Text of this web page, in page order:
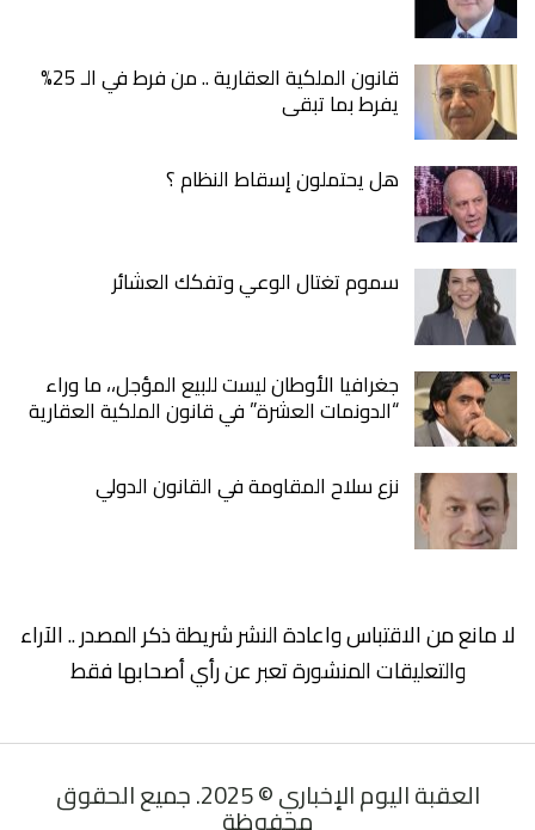
قانون الملكية العقارية .. من فرط في الـ 25%
يفرط بما تبقى
هل يحتملون إسقاط النظام ؟
سموم تغتال الوعي وتفكك العشائر
جغرافيا الأوطان ليست للبيع المؤجل،، ما وراء
“الدونمات العشرة” في قانون الملكية العقارية
نزع سلاح المقاومة في القانون الدولي
لا مانع من الاقتباس واعادة النشر شريطة ذكر المصدر .. الآراء
والتعليقات المنشورة تعبر عن رأي أصحابها فقط
العقبة اليوم الإخباري © 2025. جميع الحقوق
محفوظة